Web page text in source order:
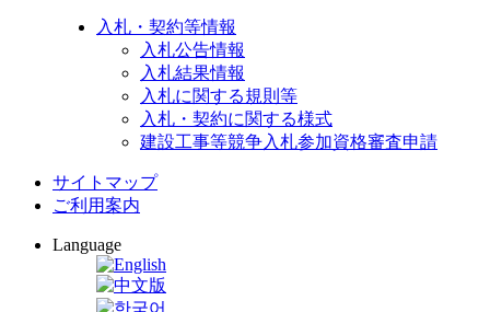
入札・契約等情報
入札公告情報
入札結果情報
入札に関する規則等
入札・契約に関する様式
建設工事等競争入札参加資格審査申請
サイトマップ
ご利用案内
Language